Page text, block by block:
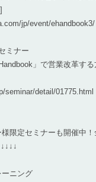
jp/event/ehandbook3/
ミナー
」で営業改革す
seminar/detail/01775.html
限定セミナーも開催中
ニング